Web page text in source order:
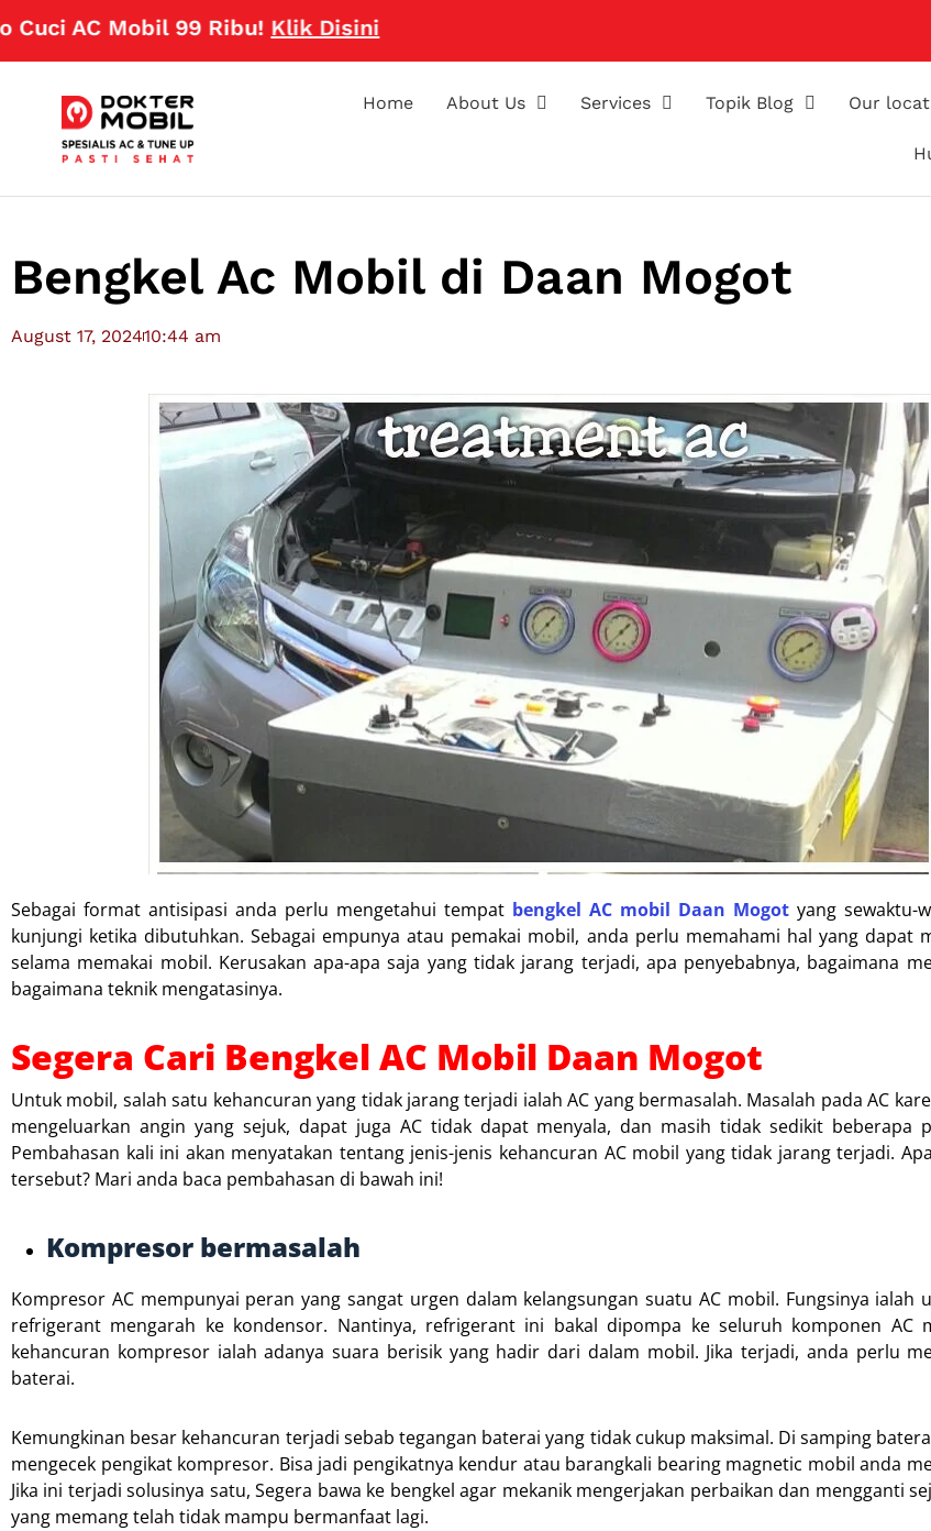
Mobil 99 Ribu!Klik Disini
Home About Us Services Topik Blog Our
Bengkel Ac Mobil di Daan Mogot
August 17, 202410:44 am
Sebagai format antisipasi anda perlu mengetahui tempat bengkel AC mobil Daan Mogot yang sewaktu-
kunjungi ketika dibutuhkan. Sebagai empunya atau pemakai mobil, anda perlu memahami hal yang dapat
selama memakai mobil. Kerusakan apa-apa saja yang tidak jarang terjadi, apa penyebabnya, bagaimana
bagaimana teknik mengatasinya.
Segera Cari Bengkel AC Mobil Daan Mogot
Untuk mobil, salah satu kehancuran yang tidak jarang terjadi ialah AC yang bermasalah. Masalah pada AC
mengeluarkan angin yang sejuk, dapat juga AC tidak dapat menyala, dan masih tidak sedikit beberapa
Pembahasan kali ini akan menyatakan tentang jenis-jenis kehancuran AC mobil yang tidak jarang terjadi.
tersebut? Mari anda baca pembahasan di bawah ini!
Kompresor bermasalah
Kompresor AC mempunyai peran yang sangat urgen dalam kelangsungan suatu AC mobil. Fungsinya ialah
refrigerant mengarah ke kondensor. Nantinya, refrigerant ini bakal dipompa ke seluruh komponen AC
kehancuran kompresor ialah adanya suara berisik yang hadir dari dalam mobil. Jika terjadi, anda perlu
baterai.
Kemungkinan besar kehancuran terjadi sebab tegangan baterai yang tidak cukup maksimal. Di samping
mengecek pengikat kompresor. Bisa jadi pengikatnya kendur atau barangkali bearing magnetic mobil anda
Jika ini terjadi solusinya satu, Segera bawa ke bengkel agar mekanik mengerjakan perbaikan dan mengganti
yang memang telah tidak mampu bermanfaat lagi.